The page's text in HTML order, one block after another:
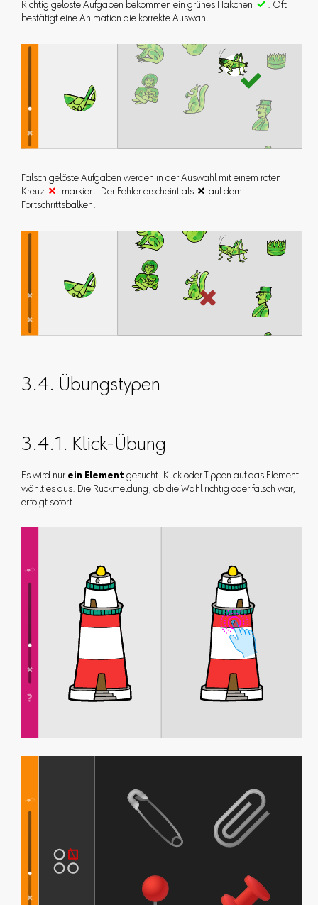
Richtig gelöste Aufgaben bekommen ein grünes Häkchen . Oft
bestätigt eine Animation die korrekte Auswahl.
Falsch gelöste Aufgaben werden in der Auswahl mit einem roten
Kreuz markiert. Der Fehler erscheint als  auf dem
Fortschrittsbalken.
3.4. Übungstypen
3.4.1. Klick-Übung
Es wird nur ein Element gesucht. Klick oder Tippen auf das Element
wählt es aus. Die Rückmeldung, ob die Wahl richtig oder falsch war,
erfolgt sofort.